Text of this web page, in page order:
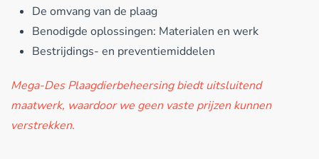
De omvang van de plaag
Benodigde oplossingen: Materialen en werk
Bestrijdings- en preventiemiddelen
Mega-Des Plaagdierbeheersing biedt uitsluitend
maatwerk, waardoor we geen vaste prijzen kunnen
verstrekken.